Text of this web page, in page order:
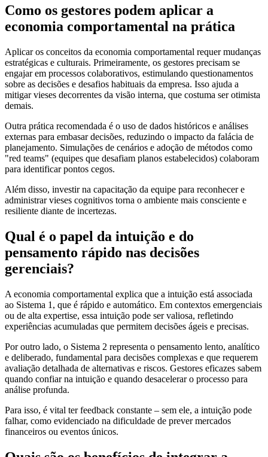
Como os gestores podem aplicar a
economia comportamental na prática
Aplicar os conceitos da economia comportamental requer mudanças
estratégicas e culturais. Primeiramente, os gestores precisam se
engajar em processos colaborativos, estimulando questionamentos
sobre as decisões e desafios habituais da empresa. Isso ajuda a
mitigar vieses decorrentes da visão interna, que costuma ser otimista
demais.
Outra prática recomendada é o uso de dados históricos e análises
externas para embasar decisões, reduzindo o impacto da falácia de
planejamento. Simulações de cenários e adoção de métodos como
"red teams" (equipes que desafiam planos estabelecidos) colaboram
para identificar pontos cegos.
Além disso, investir na capacitação da equipe para reconhecer e
administrar vieses cognitivos torna o ambiente mais consciente e
resiliente diante de incertezas.
Qual é o papel da intuição e do
pensamento rápido nas decisões
gerenciais?
A economia comportamental explica que a intuição está associada
ao Sistema 1, que é rápido e automático. Em contextos emergenciais
ou de alta expertise, essa intuição pode ser valiosa, refletindo
experiências acumuladas que permitem decisões ágeis e precisas.
Por outro lado, o Sistema 2 representa o pensamento lento, analítico
e deliberado, fundamental para decisões complexas e que requerem
avaliação detalhada de alternativas e riscos. Gestores eficazes sabem
quando confiar na intuição e quando desacelerar o processo para
análise profunda.
Para isso, é vital ter feedback constante – sem ele, a intuição pode
falhar, como evidenciado na dificuldade de prever mercados
financeiros ou eventos únicos.